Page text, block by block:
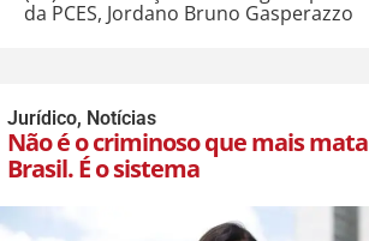
da PCES, Jordano Bruno Gasperazzo
Jurídico, Notícias
Não é o criminoso que mais
Brasil. É o sistema